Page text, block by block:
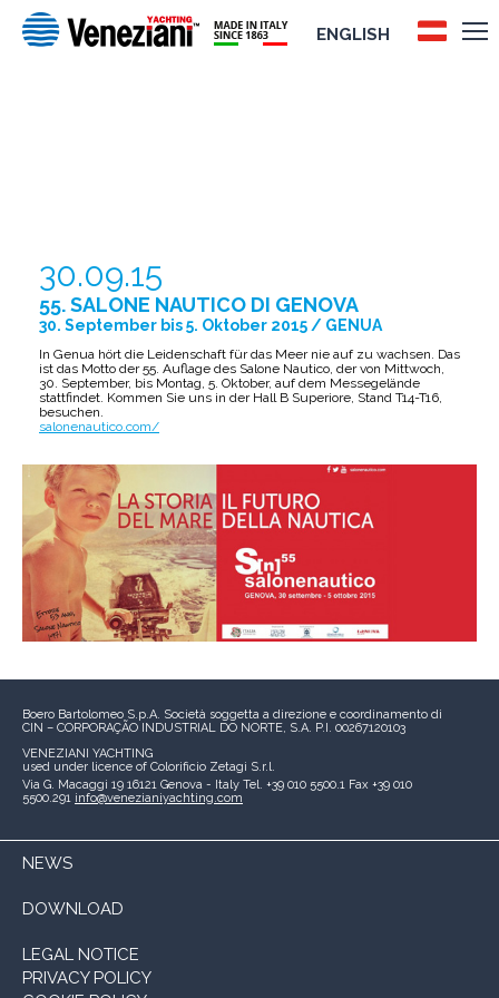
ENGLISH
30.09.15
55. SALONE NAUTICO DI GENOVA
30. September bis 5. Oktober 2015 / GENUA
In Genua hört die Leidenschaft für das Meer nie auf zu wachsen. Das
ist das Motto der 55. Auflage des Salone Nautico, der von Mittwoch,
30. September, bis Montag, 5. Oktober, auf dem Messegelände
stattfindet. Kommen Sie uns in der Hall B Superiore, Stand T14-T16,
besuchen.
salonenautico.com/
Boero Bartolomeo S.p.A. Società soggetta a direzione e coordinamento di
CIN – CORPORAÇÃO INDUSTRIAL DO NORTE, S.A. P.I. 00267120103
VENEZIANI YACHTING
used under licence of Colorificio Zetagi S.r.l.
Via G. Macaggi 19 16121 Genova - Italy Tel. +39 010 5500.1 Fax +39 010
5500.291 info@venezianiyachting.com
NEWS
DOWNLOAD
LEGAL NOTICE
PRIVACY POLICY